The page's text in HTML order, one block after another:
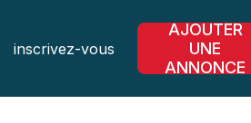
inscrivez-vous
AJOUTER
UNE
ANNONCE